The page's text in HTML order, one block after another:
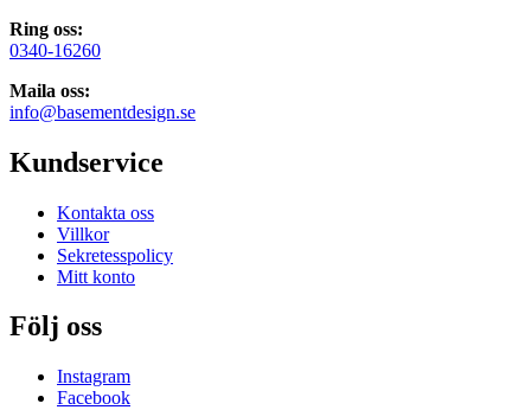
Ring oss:
0340-16260
Maila oss:
info@basementdesign.se
Kundservice
Kontakta oss
Villkor
Sekretesspolicy
Mitt konto
Följ oss
Instagram
Facebook